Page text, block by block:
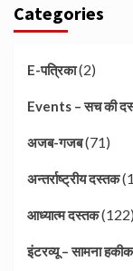
Categories
E-पत्रिका(2)
Events – सच की
अजब-गजब(71)
अन्तर्राष्ट्रीय दस्तक
आध्यात्म दस्तक(122)
इंटरव्यू – सामना